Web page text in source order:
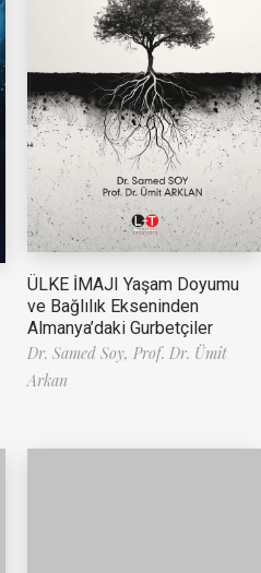
ÜLKE İMAJI Yaşam Doyumu
ve Bağlılık Ekseninden
Almanya’daki Gurbetçiler
Dr. Samed Soy, Prof. Dr. Ümit
Arkan